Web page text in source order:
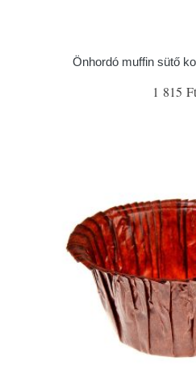
Önhordó muffin sütő
1 815 Ft